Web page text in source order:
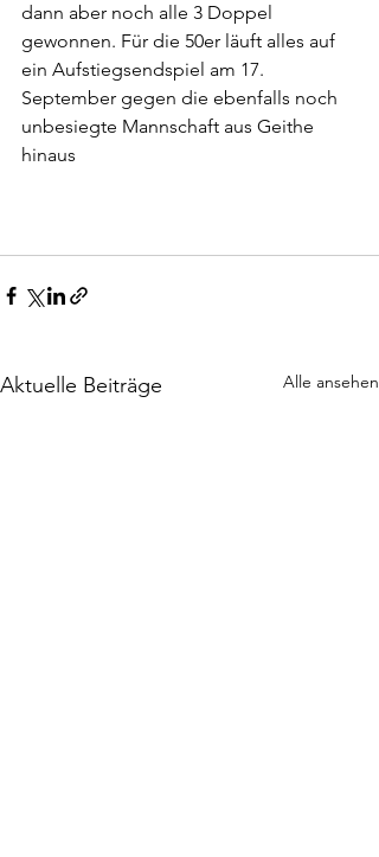
dann aber noch alle 3 Doppel
gewonnen. Für die 50er läuft alles auf
ein Aufstiegsendspiel am 17.
September gegen die ebenfalls noch
unbesiegte Mannschaft aus Geithe
hinaus
Aktuelle Beiträge Alle ansehen